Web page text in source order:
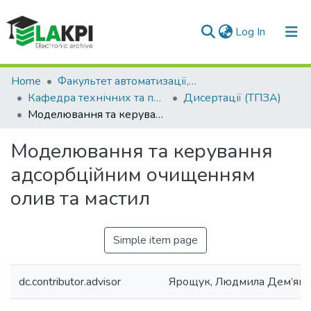
Log In (current)
Communities & Collections
All of DSpace
Home
Факультет автоматизації, промислової інженерії та екології (ФАПІЕ)
Кафедра технічних та програмних засобів автоматизації (ТПЗА)
Дисертації (ТПЗА)
Моделювання та керування адсорбційним очищенням олив та мастил
Моделювання та керування
адсорбційним очищенням
олив та мастил
Simple item page
dc.contributor.advisor Ярощук, Людмила